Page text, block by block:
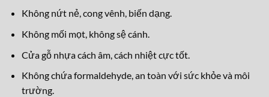
Không nứt nẻ, cong vênh, biến dạng.
Không mối mọt, không sệ cánh.
Cửa gỗ nhựa cách âm, cách nhiệt cực tốt.
Không chứa formaldehyde, an toàn với sức khỏe và môi
trường.